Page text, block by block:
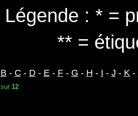
Légende : * =
** =
B - C - D- E- F- G - H - I - J - K-
sur 12